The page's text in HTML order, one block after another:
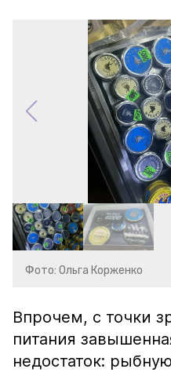
Фото: Ольга Корженко
Впрочем, с точки
питания
недостаток: